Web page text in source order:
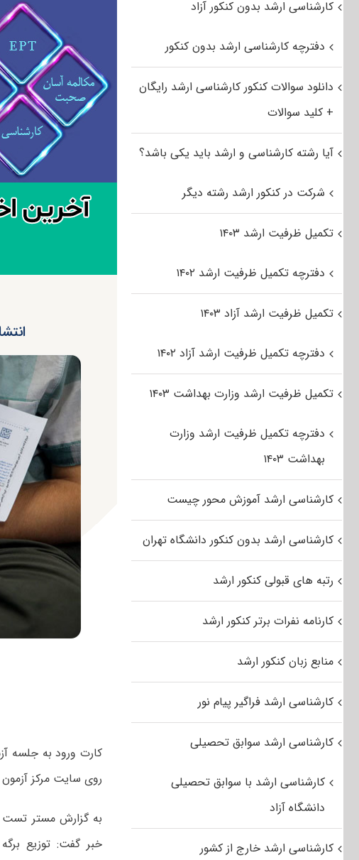
روی سایت مرکز
به گزارش مستر تست
خبر گفت: توزیع
کارشناسی ارشد بدون کنکور آزاد
دفترچه کارشناسی ارشد بدون کنکور
دانلود سوالات کنکور کارشناسی ارشد رایگان
+ کلید سوالات
آیا رشته کارشناسی و ارشد باید یکی باشد؟
شرکت در کنکور ارشد رشته دیگر
تکمیل ظرفیت ارشد ۱۴۰۳
دفترچه تکمیل ظرفیت ارشد ۱۴۰۲
تکمیل ظرفیت ارشد آزاد ۱۴۰۳
دفترچه تکمیل ظرفیت ارشد آزاد ۱۴۰۲
تکمیل ظرفیت ارشد وزارت بهداشت ۱۴۰۳
دفترچه تکمیل ظرفیت ارشد وزارت
بهداشت ۱۴۰۳
کارشناسی ارشد آموزش محور چیست
کارشناسی ارشد بدون کنکور دانشگاه تهران
رتبه های قبولی کنکور ارشد
کارنامه نفرات برتر کنکور ارشد
منابع زبان کنکور ارشد
کارشناسی ارشد فراگیر پیام نور
کارشناسی ارشد سوابق تحصیلی
کارشناسی ارشد با سوابق تحصیلی
دانشگاه آزاد
کارشناسی ارشد خارج از کشور